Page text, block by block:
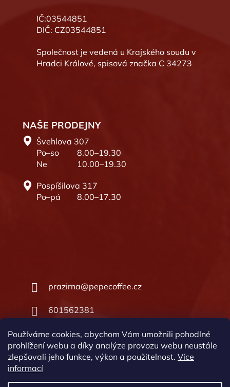
Používáme cookies, abychom Vám umožnili pohodlné
prohlížení webu a díky analýze provozu webu neustále
zlepšovali jeho funkce, výkon a použitelnost. Více
informací
IČ:03544851
DIČ: CZ03544851
Společnost je vedená u Krajského soudu v
Hradci Králové, spisová značka C 34273
NAŠE PRODEJNY
Švehlova 307
Po–so
8.00–19.30
Ne
10.00–19.30
Pospíšilova 317
Po–pá
8.00–17.30
prazirna@pepecoffee.cz
601562381
601562381